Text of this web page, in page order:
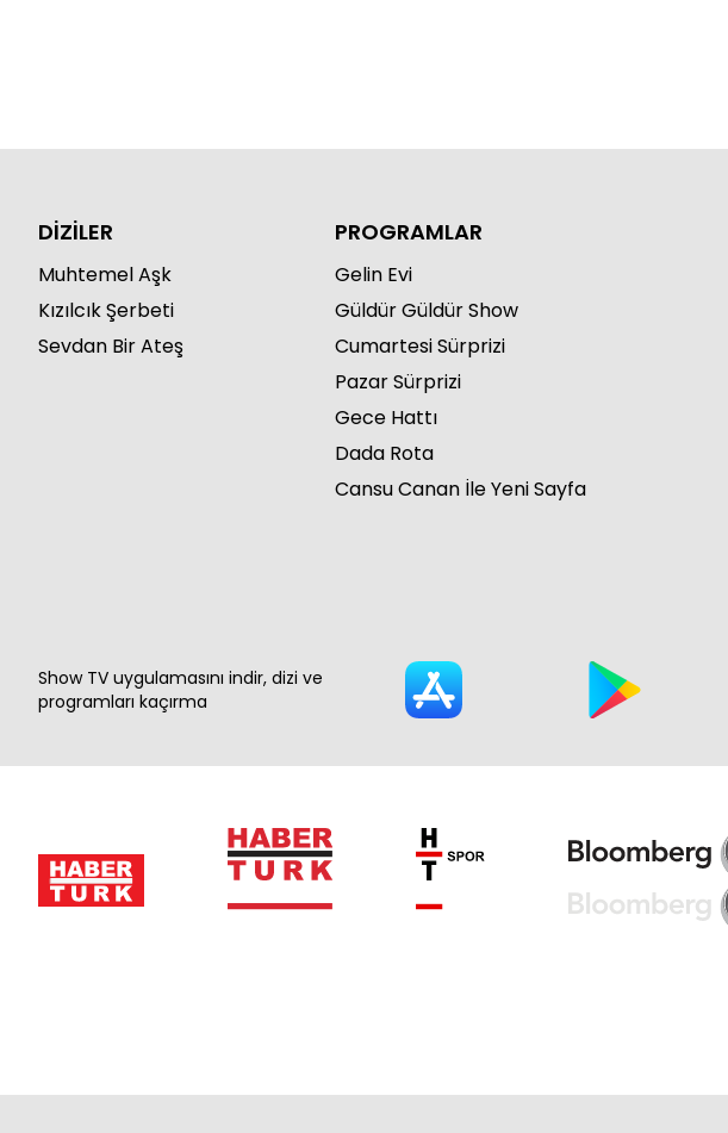
DİZİLER
Muhtemel Aşk
Kızılcık Şerbeti
Sevdan Bir Ateş
PROGRAMLAR
Gelin Evi
Güldür Güldür Show
Cumartesi Sürprizi
Pazar Sürprizi
Gece Hattı
Dada Rota
Cansu Canan İle Yeni Sayfa
Show TV uygulamasını indir, dizi ve
programları kaçırma